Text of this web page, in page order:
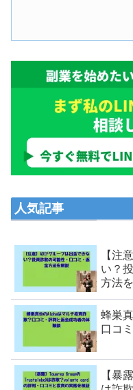
人気記事
【注
い？
方法
蜂巣
口コ
【暴